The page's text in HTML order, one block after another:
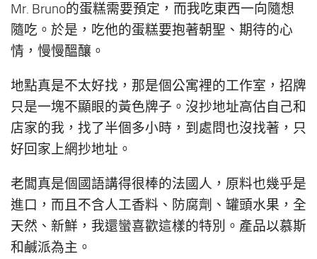
Mr. Bruno的蛋糕需要預定，而我吃東西一向隨想
隨吃。於是，吃他的蛋糕要抱著朝聖、期待的心
情，慢慢醞釀。
地點真是不太好找，那是個公寓裡的工作室，招牌
只是一塊不顯眼的黃色牌子。沒抄地址高估自己和
店家的我，找了半個多小時，到處問也沒找著，只
好回家上網抄地址。
老闆真是個國語講得很棒的法國人，原料也幾乎是
進口，而且不含人工香料、防腐劑、罐頭水果，全
天然、新鮮，我還蠻喜歡這樣的特別。產品以慕斯
和鹹派為主。